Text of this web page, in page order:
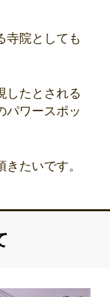
寺院としても
したとされる
パワースポッ
たいです。